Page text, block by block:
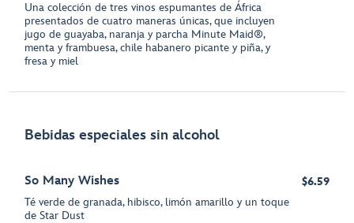
Una colección de tres vinos espumantes de África
presentados de cuatro maneras únicas, que incluyen
jugo de guayaba, naranja y parcha Minute Maid®,
menta y frambuesa, chile habanero picante y piña, y
fresa y miel
Bebidas especiales sin alcohol
So Many Wishes
Té verde de granada, hibisco, limón amarillo y un toque
de Star Dust
$6.59